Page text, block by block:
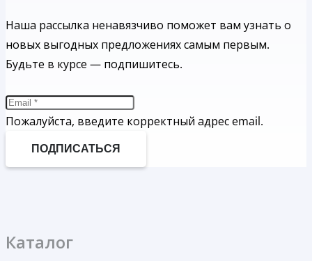
Наша рассылка ненавязчиво поможет вам узнать о
новых выгодных предложениях самым первым.
Будьте в курсе — подпишитесь.
Пожалуйста, введите корректный адрес email.
ПОДПИСАТЬСЯ
Каталог